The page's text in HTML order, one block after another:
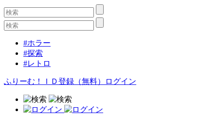
#ホラー
#探索
#レトロ
ふりーむ！ＩＤ登録（無料） ログイン